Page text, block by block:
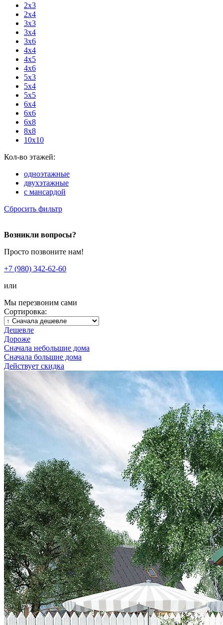
2x3
2x4
3x3
3x4
3x6
4x4
4x5
4x6
5x3
5x4
5x5
6x4
6x6
6x8
8x8
10x10
Кол-во этажей:
одноэтажные
двухэтажные
с мансардой
Сбросить фильтр
Возникли вопросы?
Просто позвоните нам!
+7 (980) 342-62-60
или
Мы перезвоним сами
Сортировка:
Дешевле
Дороже
Сначала небольшие дома
Сначала большие дома
Действует скидка